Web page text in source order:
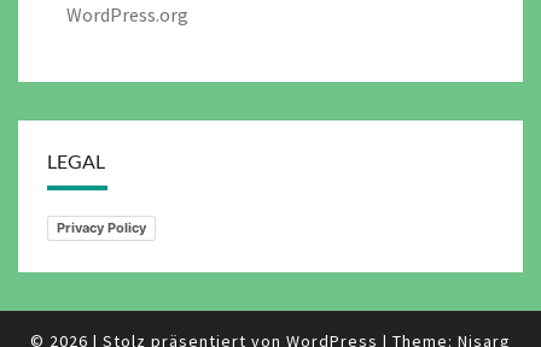
WordPress.org
LEGAL
Privacy Policy
© 2026 | Stolz präsentiert von WordPress | Theme: Nisarg